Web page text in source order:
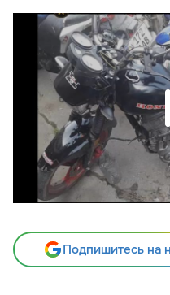
Подпишитесь на